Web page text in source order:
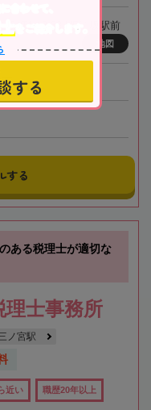
坂町1-13-33 HF江坂駅前
地図
する
ある税理士が適切な
理士事務所
ノ宮駅
近い 職歴20年以上
合わせて、
をご紹介します。
する